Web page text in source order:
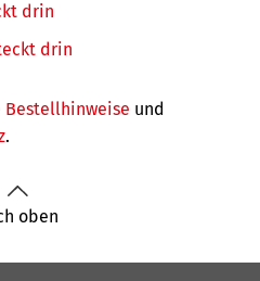
drin
drin
Bestellhinweise und
.
oben